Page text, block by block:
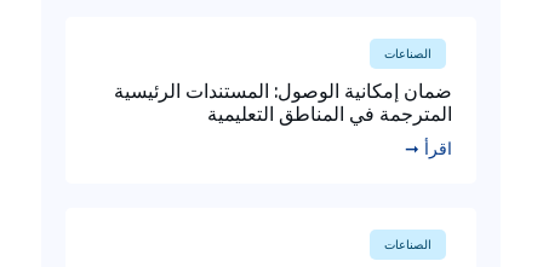
الصناعات
ضمان إمكانية الوصول: المستندات الرئيسية
المترجمة في المناطق التعليمية
اقرأ ➞
الصناعات